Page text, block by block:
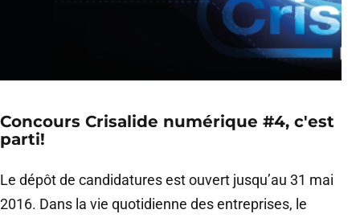
Concours Crisalide numérique #4, c'est
parti!
Le dépôt de candidatures est ouvert jusqu’au 31 mai
2016. Dans la vie quotidienne des entreprises, le